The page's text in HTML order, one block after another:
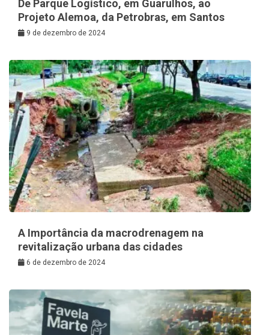
De Parque Logístico, em Guarulhos, ao
Projeto Alemoa, da Petrobras, em Santos
9 de dezembro de 2024
A Importância da macrodrenagem na
revitalização urbana das cidades
6 de dezembro de 2024